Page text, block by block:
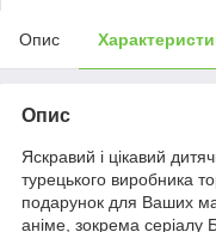
Опис
Опис
Яскравий і цікавий
турецького виробника
подарунок для Ваших
аніме, зокрема